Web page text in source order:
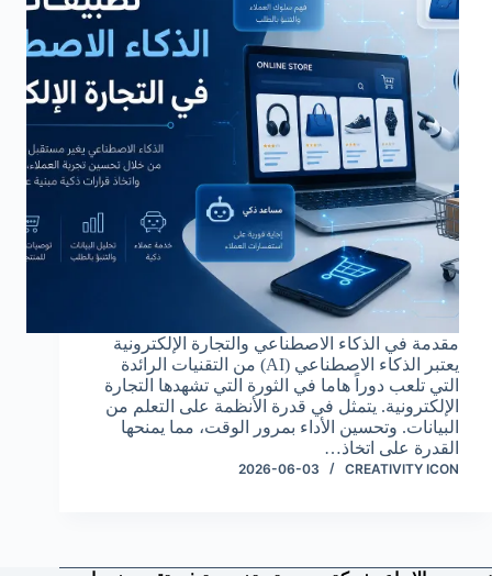
مقدمة في الذكاء الاصطناعي والتجارة الإلكترونية
يعتبر الذكاء الاصطناعي (AI) من التقنيات الرائدة
التي تلعب دوراً هاما في الثورة التي تشهدها التجارة
الإلكترونية. يتمثل في قدرة الأنظمة على التعلم من
البيانات. وتحسين الأداء بمرور الوقت، مما يمنحها
القدرة على اتخاذ…
CREATIVITY ICON
2026-06-03